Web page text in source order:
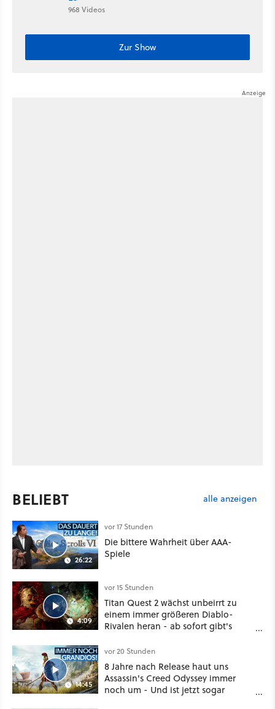
968 Videos
Zur Show
BELIEBT alle anzeigen
26:22
vor 17 Stunden
Die bittere Wahrheit über AAA-
Spiele
4:09
vor 15 Stunden
Titan Quest 2 wächst unbeirrt zu
einem immer größeren Diablo-
Rivalen heran - ab sofort gibt's
Klasse
14:45
vor 20 Stunden
8 Jahre nach Release haut uns
Assassin's Creed Odyssey immer
noch um - Und ist jetzt sogar